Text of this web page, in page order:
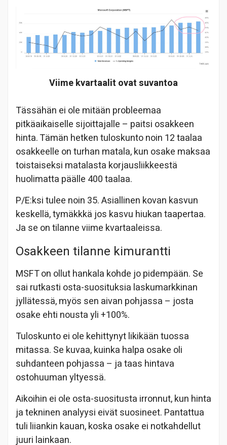
Viime kvartaalit ovat suvantoa
Tässähän ei ole mitään probleemaa
pitkäaikaiselle sijoittajalle – paitsi osakkeen
hinta. Tämän hetken tuloskunto noin 12 taalaa
osakkeelle on turhan matala, kun osake maksaa
toistaiseksi matalasta korjausliikkeestä
huolimatta päälle 400 taalaa.
P/E:ksi tulee noin 35. Asiallinen kovan kasvun
keskellä, tymäkkkä jos kasvu hiukan taapertaa.
Ja se on tilanne viime kvartaaleissa.
Osakkeen tilanne kimurantti
MSFT on ollut hankala kohde jo pidempään. Se
sai rutkasti osta-suosituksia laskumarkkinan
jyllätessä, myös sen aivan pohjassa – josta
osake ehti nousta yli +100%.
Tuloskunto ei ole kehittynyt likikään tuossa
mitassa. Se kuvaa, kuinka halpa osake oli
suhdanteen pohjassa – ja taas hintava
ostohuuman yltyessä.
Aikoihin ei ole osta-suositusta irronnut, kun hinta
ja tekninen analyysi eivät suosineet. Pantattua
tuli liiankin kauan, koska osake ei notkahdellut
juuri lainkaan.